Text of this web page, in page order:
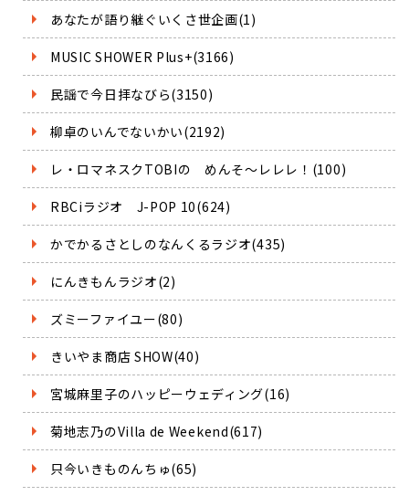
あなたが語り継ぐいくさ世企画(1)
MUSIC SHOWER Plus+(3166)
民謡で今日拝なびら(3150)
柳卓のいんでないかい(2192)
レ・ロマネスクTOBIの めんそ～レレレ！(100)
RBCiラジオ J-POP 10(624)
かでかるさとしのなんくるラジオ(435)
にんきもんラジオ(2)
ズミーファイユー(80)
きいやま商店 SHOW(40)
宮城麻里子のハッピーウェディング(16)
菊地志乃のVilla de Weekend(617)
只今いきものんちゅ(65)